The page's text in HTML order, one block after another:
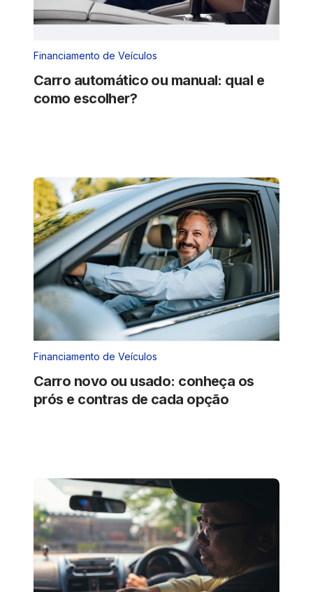
Financiamento de Veículos
Carro automático ou manual: qual e
como escolher?
Financiamento de Veículos
Carro novo ou usado: conheça os
prós e contras de cada opção